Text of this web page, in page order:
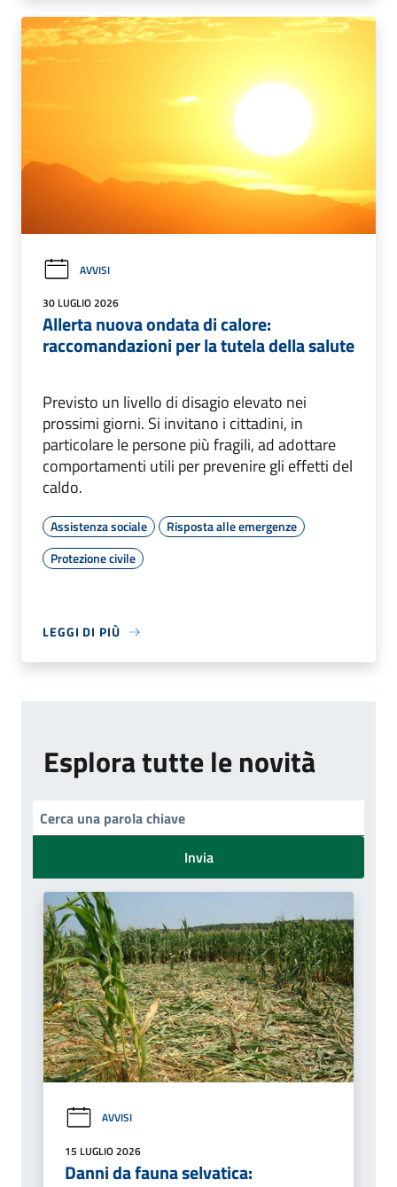
AVVISI
30 LUGLIO 2026
Allerta nuova ondata di calore:
raccomandazioni per la tutela della salute
Previsto un livello di disagio elevato nei
prossimi giorni. Si invitano i cittadini, in
particolare le persone più fragili, ad adottare
comportamenti utili per prevenire gli effetti del
caldo.
Assistenza sociale
Risposta alle emergenze
Protezione civile
LEGGI DI PIÙ
Esplora tutte le novità
Invia
AVVISI
15 LUGLIO 2026
Danni da fauna selvatica: